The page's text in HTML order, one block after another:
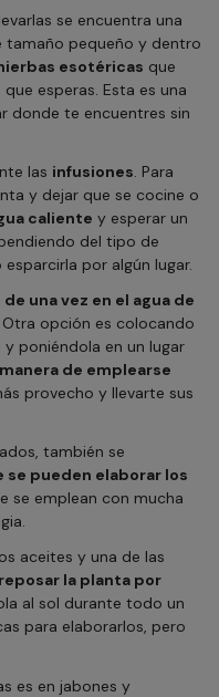
se encuentra una
tamaño pequeño y dentro
esotéricas que
esperas. Esta es una
donde te encuentres sin
las infusiones. Para
y dejar que se cocine o
caliente y esperar un
del tipo de
por algún lugar.
una vez en el agua de
opción es colocando
poniéndola en un lugar
de emplearse
provecho y llevarte sus
también se
se pueden elaborar los
se emplean con mucha
aceites y una de las
la planta por
al sol durante todo un
para elaborarlos, pero
es en jabones y